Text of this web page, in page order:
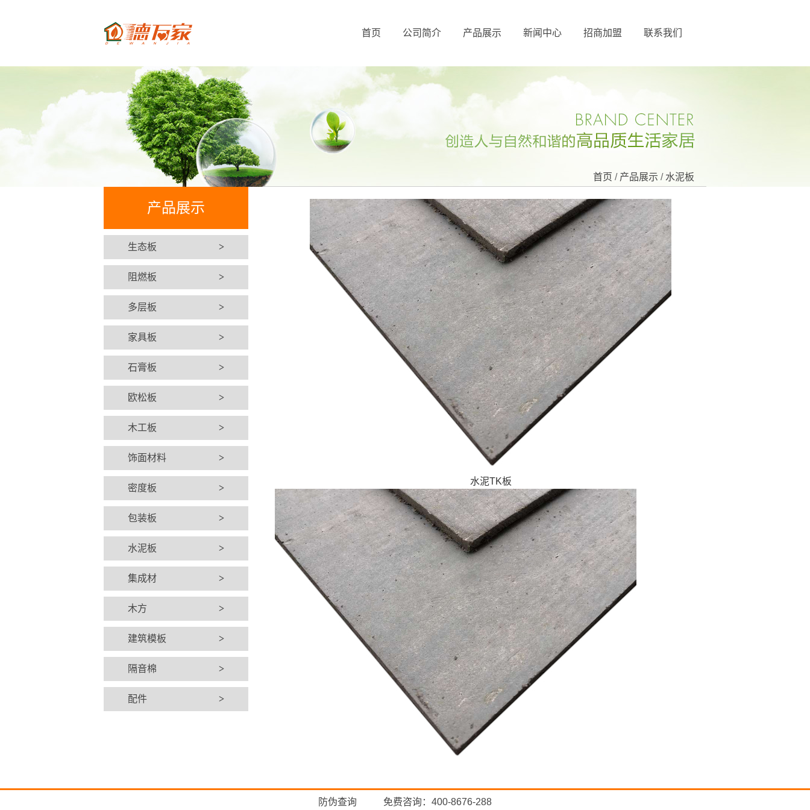
首页 公司简介 产品展示 新闻中心 招商加盟 联系我们
产品展示
生态板 >
阻燃板 >
多层板 >
家具板 >
石膏板 >
欧松板 >
木工板 >
饰面材料 >
密度板 >
包装板 >
水泥板 >
集成材 >
木方 >
建筑模板 >
隔音棉 >
配件 >
首页 / 产品展示 / 水泥板
水泥TK板
防伪查询 免费咨询：400-8676-288